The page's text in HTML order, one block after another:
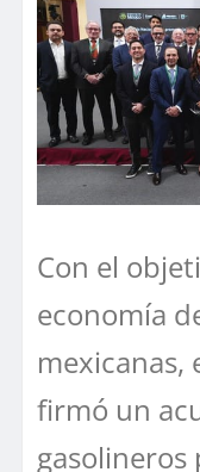
Con el
economía
mexicanas,
firmó un
gasolineros